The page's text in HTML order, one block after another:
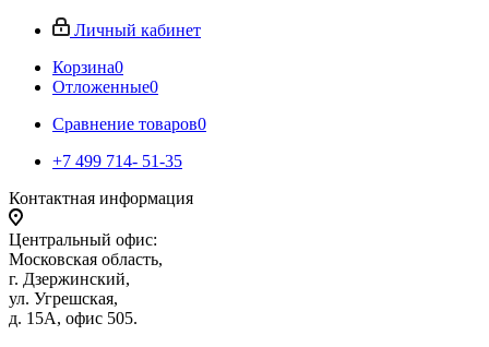
Личный кабинет
Корзина0
Отложенные0
Сравнение товаров0
+7 499 714- 51-35
Контактная информация
Центральный офис:
Московская область,
г. Дзержинский,
ул. Угрешская,
д. 15А, офис 505.